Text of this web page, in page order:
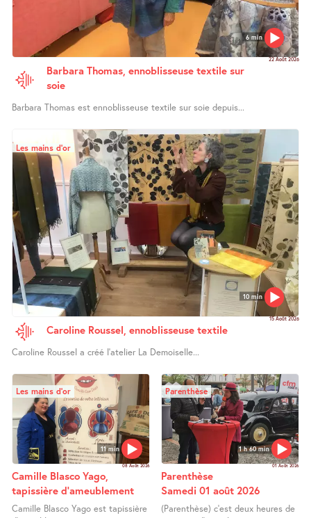
6 min
22 Août 2026
Barbara Thomas, ennoblisseuse textile sur
soie
Barbara Thomas est ennoblisseuse textile sur soie depuis...
10 min
Les mains d’or
15 Août 2026
Caroline Roussel, ennoblisseuse textile
Caroline Roussel a créé l’atelier La Demoiselle...
11 min
Les mains d’or
08 Août 2026
Camille Blasco Yago,
tapissière d’ameublement
Camille Blasco Yago est tapissière
1 h 60 min
Parenthèse
01 Août 2026
Parenthèse
Samedi 01 août 2026
(Parenthèse) c’est deux heures de